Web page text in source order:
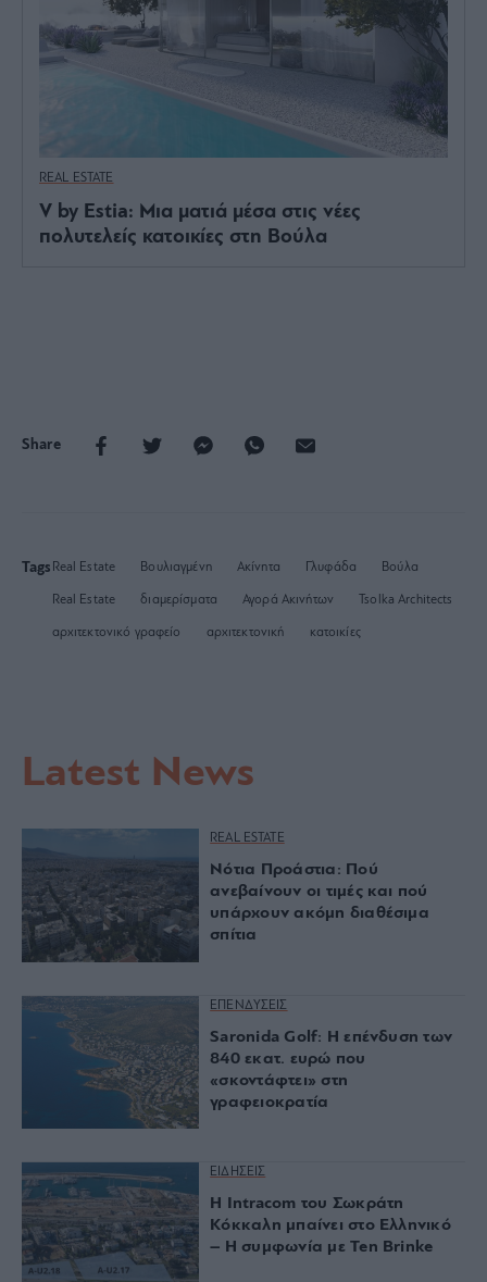
REAL ESTATE
V by Estia: Μια ματιά μέσα στις νέες
πολυτελείς κατοικίες στη Βούλα
Share
Tags Real Estate Βουλιαγμένη Ακίνητα Γλυφάδα Βούλα
Real Estate διαμερίσματα Αγορά Ακινήτων Tsolka Architects
αρχιτεκτονικό γραφείο αρχιτεκτονική κατοικίες
Latest News
REAL ESTATE
Νότια Προάστια: Πού
ανεβαίνουν οι τιμές και πού
υπάρχουν ακόμη διαθέσιμα
σπίτια
ΕΠΕΝΔΥΣΕΙΣ
Saronida Golf: Η επένδυση των
840 εκατ. ευρώ που
«σκοντάφτει» στη
γραφειοκρατία
ΕΙΔΗΣΕΙΣ
Η Intracom του Σωκράτη
Κόκκαλη μπαίνει στο Ελληνικό
– Η συμφωνία με Ten Brinke